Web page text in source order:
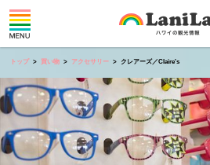
トップ 買い物 アクセサリー クレアーズ／Claire's